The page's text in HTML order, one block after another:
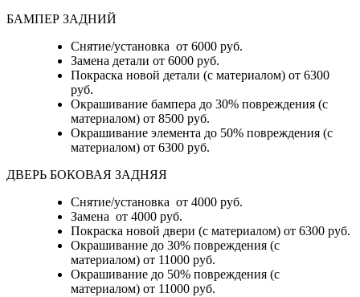
БАМПЕР ЗАДНИЙ
Снятие/установка от 6000 руб.
Замена детали от 6000 руб.
Покраска новой детали (с материалом) от 6300
руб.
Окрашивание бампера до 30% повреждения (с
материалом) от 8500 руб.
Окрашивание элемента до 50% повреждения (с
материалом) от 6300 руб.
ДВЕРЬ БОКОВАЯ ЗАДНЯЯ
Снятие/установка от 4000 руб.
Замена от 4000 руб.
Покраска новой двери (с материалом) от 6300 руб.
Окрашивание до 30% повреждения (с
материалом) от 11000 руб.
Окрашивание до 50% повреждения (с
материалом) от 11000 руб.